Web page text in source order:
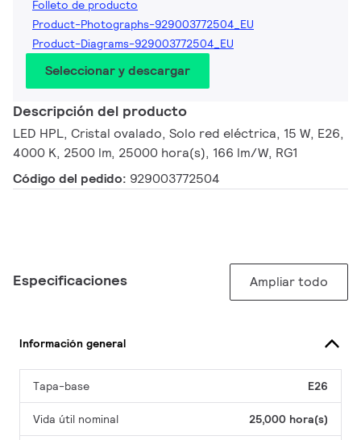
Folleto de producto
Product-Photographs-929003772504_EU
Product-Diagrams-929003772504_EU
Seleccionar y descargar
Descripción del producto
LED HPL, Cristal ovalado, Solo red eléctrica, 15 W, E26,
4000 K, 2500 lm, 25000 hora(s), 166 lm/W, RG1
Código del pedido: 929003772504
Especificaciones Ampliar todo
Información general
Tapa-base E26
Vida útil nominal 25,000 hora(s)